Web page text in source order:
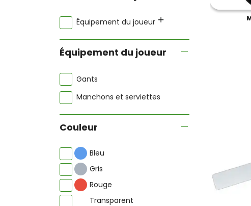
Équipement du joueur
Équipement du joueur
Gants
Manchons et serviettes
Couleur
Bleu
Gris
Rouge
Transparent